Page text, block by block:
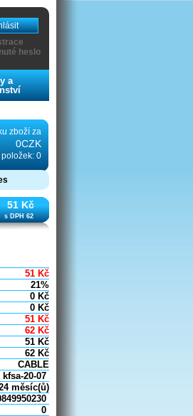
heslo
a
zboží za
0CZK
položek: 0
51 Kč
s DPH 62
51 Kč
21%
0 Kč
0 Kč
51 Kč
62 Kč
51 Kč
62 Kč
CABLE
kfsa-20-07
měsíc(ů)
0